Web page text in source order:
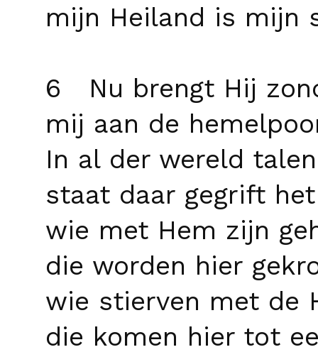
mijn Heiland is mijn
6 Nu brengt Hij
mij aan de
In al der wereld talen
staat daar gegrift
wie met Hem zijn
die worden hier
wie stierven met de
die komen hier tot